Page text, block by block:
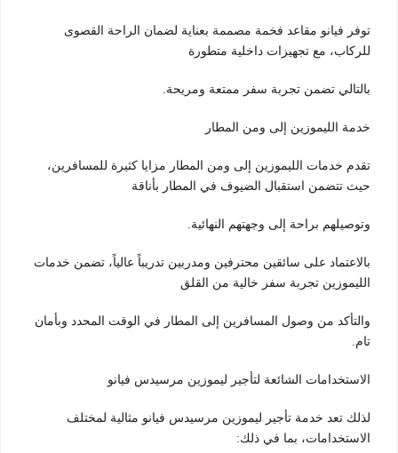
توفر فيانو مقاعد فخمة مصممة بعناية لضمان الراحة القصوى
للركاب، مع تجهيزات داخلية متطورة
بالتالي تضمن تجربة سفر ممتعة ومريحة.
خدمة الليموزين إلى ومن المطار
تقدم خدمات الليموزين إلى ومن المطار مزايا كثيرة للمسافرين،
حيث تتضمن استقبال الضيوف في المطار بأناقة
وتوصيلهم براحة إلى وجهتهم النهائية.
بالاعتماد على سائقين محترفين ومدربين تدريباً عالياً، تضمن خدمات
الليموزين تجربة سفر خالية من القلق
والتأكد من وصول المسافرين إلى المطار في الوقت المحدد وبأمان
تام.
الاستخدامات الشائعة لتأجير ليموزين مرسيدس فيانو
لذلك تعد خدمة تأجير ليموزين مرسيدس فيانو مثالية لمختلف
الاستخدامات، بما في ذلك: